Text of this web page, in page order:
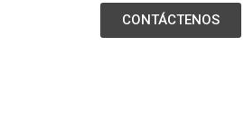
CONTÁCTENOS